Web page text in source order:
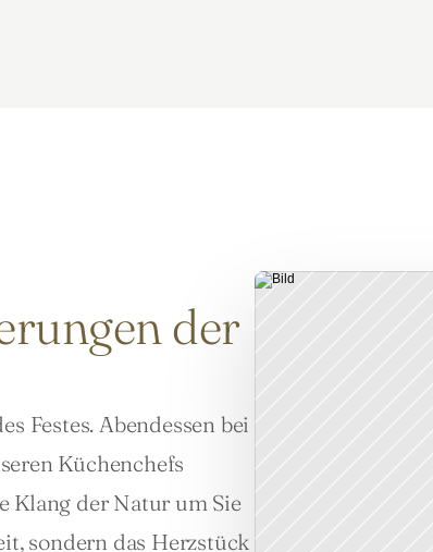
der
Festes. Abendessen bei
Küchenchefs
Klang der Natur um Sie
sondern das Herzstück